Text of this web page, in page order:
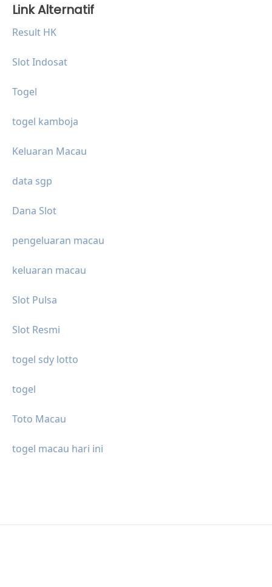
Link Alternatif
Result HK
Slot Indosat
Togel
togel kamboja
Keluaran Macau
data sgp
Dana Slot
pengeluaran macau
keluaran macau
Slot Pulsa
Slot Resmi
togel sdy lotto
togel
Toto Macau
togel macau hari ini